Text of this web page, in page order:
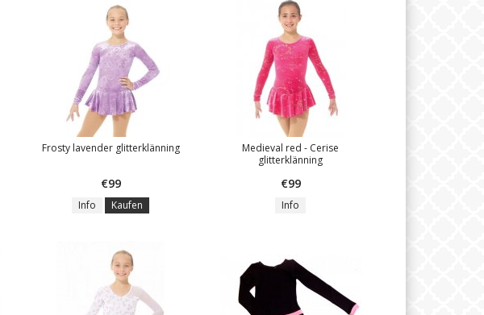
Frosty lavender glitterklänning
€99
Info Kaufen
Medieval red - Cerise
glitterklänning
€99
Info